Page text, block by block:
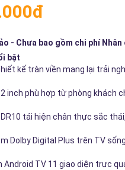
- Chưa bao gồm chi phí
bật
kế tràn viền mang lại trải
inch phù hợp từ phòng khách
tái hiện chân thực sắc
Dolby Digital Plus trên TV
Android TV 11 giao diện trực